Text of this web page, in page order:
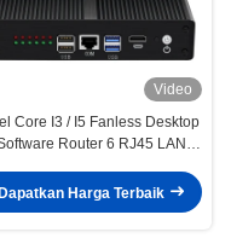
Video
Core I3 / I5 Fanless Desktop
Router 6 RJ45 LAN
Harga Terbaik